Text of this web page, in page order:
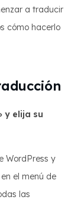
a traducir
cómo hacerlo
y elija su
WordPress y
el menú de
las